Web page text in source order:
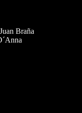
Juan Braña